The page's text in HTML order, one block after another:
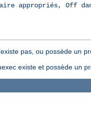
appropriés, Off
pas, ou possède un
existe et possède un